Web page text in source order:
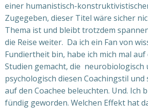
einer humanistisch-
Zugegeben, dieser Titel wäre sicher
Thema ist und bleibt trotzdem
die Reise weiter. Da ich ein Fan von
Fundiertheit bin, habe ich mich mal auf
Studien gemacht, die neurobiologisch
psychologisch diesen Coachingstil
auf den Coachee beleuchten. Und. Ich
fündig geworden. Welchen Effekt hat